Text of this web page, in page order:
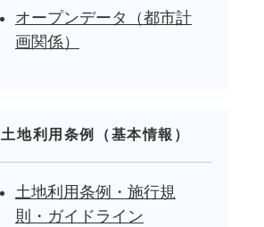
オープンデータ（都市計
画関係）
土地利用条例（基本情報）
土地利用条例・施行規
則・ガイドライン